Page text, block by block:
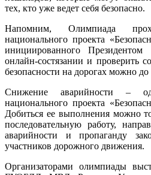
тех, кто уже ведет себя безопасно.
Напомним, Олимпиада
национального проекта
инициированного Президентом
онлайн-состязании и проверить
безопасности на дорогах можно
Снижение аварийности –
национального проекта
Добиться ее выполнения можно
последовательную работу,
аварийности и пропаганду
участников дорожного движения.
Организаторами олимпиады